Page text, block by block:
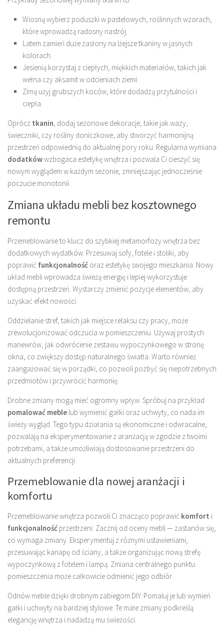
Wiosną wybierz poduszki w pastelowych, roślinnych wzorach,
które wprowadzą radosny nastrój.
Latem zamień duże zasłony na lżejsze tkaniny w jasnych
kolorach.
Jesienią korzystaj z ciepłych, miękkich materiałów, takich jak
wełna czy aksamit w odcieniach ziemi.
Zimą użyj grubszych koców, które dodadzą przytulności i
ciepła.
Oprócz tkanin, dodaj sezonowe dekoracje, takie jak wazy,
świeczniki, czy rośliny doniczkowe, aby stworzyć harmonijną
przestrzeń odpowiednią do aktualnej pory roku. Regularna wymiana
dodatkówwzbogaca estetykę wnętrza i pozwala Ci cieszyć się
nowym wyglądem w każdym sezonie, zmniejszając jednocześnie
poczucie monotonii.
Zmiana układu mebli bez kosztownego
remontu
Przemeblowanie to klucz do szybkiej metamorfozy wnętrza bez
dodatkowych wydatków. Przesuwaj sofy, fotele i stoliki, aby
poprawić funkcjonalność oraz estetykę swojego mieszkania. Nowy
układ mebli wprowadza świeżą energię i lepiej wykorzystuje
dostępną przestrzeń. Wystarczy zmienić pozycje elementów, aby
uzyskać efekt nowości.
Oddzielanie stref, takich jak miejsce relaksu czy pracy, może
zrewolucjonizować odczucia w pomieszczeniu. Używaj prostych
manewrów, jak odwrócenie zestawu wypoczynkowego w stronę
okna, co zwiększy dostęp naturalnego światła. Warto również
zaangażować się w porządki, co pozwoli pozbyć się niepotrzebnych
przedmiotów i przywrócić harmonię.
Drobne zmiany mogą mieć ogromny wpływ. Spróbuj na przykład
pomalować meble lub wymienić gałki oraz uchwyty, co nada im
świeży wygląd. Tego typu działania są ekonomiczne i odwracalne,
pozwalają na eksperymentowanie z aranżacją w zgodzie z twoimi
potrzebami, a także umożliwiają dostosowanie przestrzeni do
aktualnych preferencji.
Przemeblowanie dla nowej aranżacji i
komfortu
Przemeblowanie wnętrza pozwoli Ci znacząco poprawić komfort i
funkcjonalność przestrzeni. Zacznij od oceny mebli — zastanów się,
co wymaga zmiany. Eksperymentuj z różnymi ustawieniami,
przesuwając kanapę od ściany, a także organizując nową strefę
wypoczynkową z fotelem i lampą. Zmiana centralnego punktu
pomieszczenia może całkowicie odmienić jego odbiór.
Odnów meble dzięki drobnym zabiegom DIY. Pomaluj je lub wymień
gałki i uchwyty na bardziej stylowe. Te małe zmiany podkreślą
elegancję wnętrza i nadadzą mu świeżości.